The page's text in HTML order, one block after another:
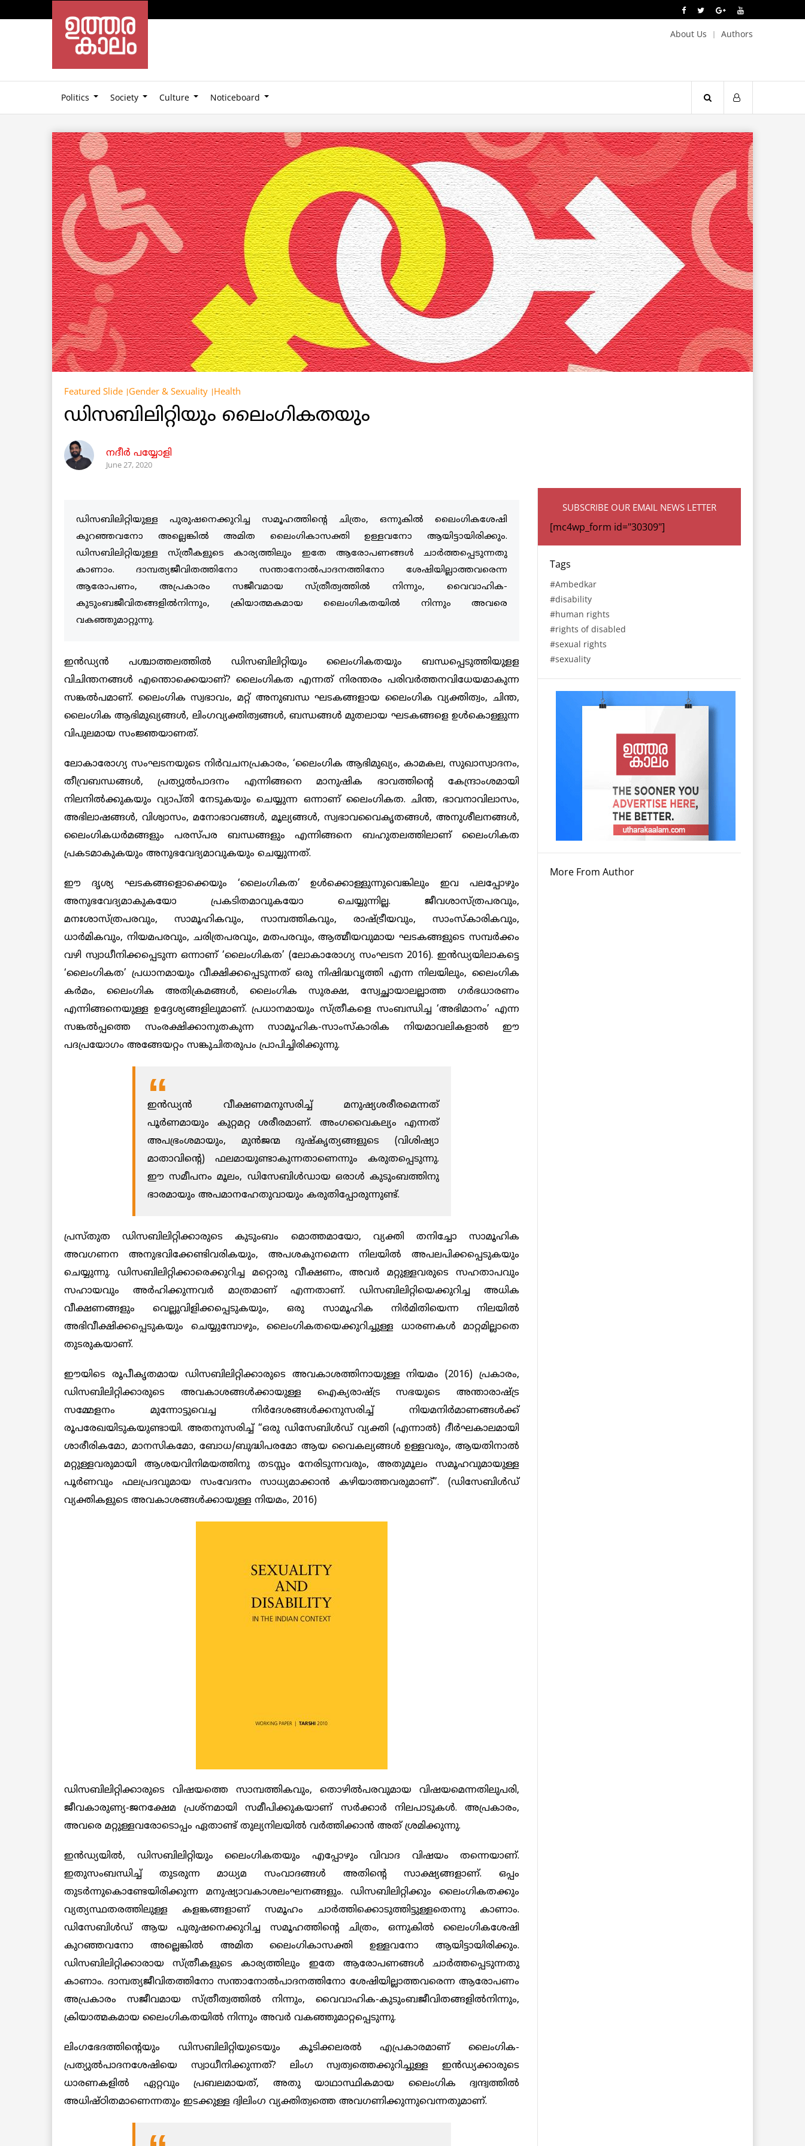
About Us Authors
Politics Society Culture Noticeboard
Featured Slide Gender & Sexuality Health
ഡിസബിലിറ്റിയും ലൈംഗികതയും
നദീർ പയ്യോളി
June 27, 2020
ഡിസബിലിറ്റിയുള്ള പുരുഷനെക്കുറിച്ച സമൂഹത്തിന്റെ ചിത്രം, ഒന്നുകിൽ ലൈംഗികശേഷി
കുറഞ്ഞവനോ അല്ലെങ്കിൽ അമിത ലൈംഗികാസക്തി ഉള്ളവനോ ആയിട്ടായിരിക്കും.
ഡിസബിലിറ്റിയുള്ള സ്ത്രീകളുടെ കാര്യത്തിലും ഇതേ ആരോപണങ്ങൾ ചാർത്തപ്പെടുന്നതു
കാണാം. ദാമ്പത്യജീവിതത്തിനോ സന്താനോൽപാദനത്തിനോ ശേഷിയില്ലാത്തവരെന്ന
ആരോപണം, അപ്രകാരം സജീവമായ സ്ത്രീത്വത്തിൽ നിന്നും, വൈവാഹിക-
കുടുംബജീവിതങ്ങളിൽനിന്നും, ക്രിയാത്മകമായ ലൈംഗികതയിൽ നിന്നും അവരെ
വകഞ്ഞുമാറ്റുന്നു.
ഇൻഡ്യൻ പശ്ചാത്തലത്തിൽ ഡിസബിലിറ്റിയും ലൈംഗികതയും ബന്ധപ്പെടുത്തിയുളള
വിചിന്തനങ്ങൾ എന്തൊക്കെയാണ്? ലൈംഗികത എന്നത് നിരന്തരം പരിവർത്തനവിധേയമാകുന്ന
സങ്കൽപമാണ്. ലൈംഗിക സ്വഭാവം, മറ്റ് അനുബന്ധ ഘടകങ്ങളായ ലൈംഗിക വ്യക്തിത്വം, ചിന്ത,
ലൈംഗിക ആഭിമുഖ്യങ്ങൾ, ലിംഗവ്യക്തിത്വങ്ങൾ, ബന്ധങ്ങൾ മുതലായ ഘടകങ്ങളെ ഉൾകൊള്ളുന്ന
വിപുലമായ സംജ്ഞയാണത്.
ലോകാരോഗ്യ സംഘടനയുടെ നിർവചനപ്രകാരം, ‘ലൈംഗിക ആഭിമുഖ്യം, കാമകല, സുഖാസ്വാദനം,
തീവ്രബന്ധങ്ങൾ, പ്രത്യുൽപാദനം എന്നിങ്ങനെ മാനുഷിക ഭാവത്തിന്റെ കേന്ദ്രാംശമായി
നിലനിൽക്കുകയും വ്യാപ്തി നേടുകയും ചെയ്യുന്ന ഒന്നാണ് ലൈംഗികത. ചിന്ത, ഭാവനാവിലാസം,
അഭിലാഷങ്ങൾ, വിശ്വാസം, മനോഭാവങ്ങൾ, മൂല്യങ്ങൾ, സ്വഭാവവൈകൃതങ്ങൾ, അനുശീലനങ്ങൾ,
ലൈംഗികധർമങ്ങളും പരസ്പര ബന്ധങ്ങളും എന്നിങ്ങനെ ബഹുതലത്തിലാണ് ലൈംഗികത
പ്രകടമാകുകയും അനുഭവേദ്യമാവുകയും ചെയ്യുന്നത്.
ഈ ദൃശ്യ ഘടകങ്ങളൊക്കെയും ‘ലൈംഗികത’ ഉൾക്കൊള്ളുന്നുവെങ്കിലും ഇവ പലപ്പോഴും
അനുഭവേദ്യമാകുകയോ പ്രകടിതമാവുകയോ ചെയ്യുന്നില്ല. ജീവശാസ്ത്രപരവും,
മനഃശാസ്ത്രപരവും, സാമൂഹികവും, സാമ്പത്തികവും, രാഷ്ട്രീയവും, സാംസ്കാരികവും,
ധാർമികവും, നിയമപരവും, ചരിത്രപരവും, മതപരവും, ആത്മീയവുമായ ഘടകങ്ങളുടെ സമ്പർക്കം
വഴി സ്വാധീനിക്കപ്പെടുന്ന ഒന്നാണ് ‘ലൈംഗികത’ (ലോകാരോഗ്യ സംഘടന 2016). ഇൻഡ്യയിലാകട്ടെ
‘ലൈംഗികത’ പ്രധാനമായും വീക്ഷിക്കപ്പെടുന്നത് ഒരു നിഷിദ്ധവൃത്തി എന്ന നിലയിലും, ലൈംഗിക
കർമം, ലൈംഗിക അതിക്രമങ്ങൾ, ലൈംഗിക സുരക്ഷ, സ്വേച്ഛായാലല്ലാത്ത ഗർഭധാരണം
എന്നിങ്ങനെയുള്ള ഉദ്ദേശ്യങ്ങളിലുമാണ്. പ്രധാനമായും സ്ത്രീകളെ സംബന്ധിച്ച ‘അഭിമാനം’ എന്ന
സങ്കൽപ്പത്തെ സംരക്ഷിക്കാനുതകുന്ന സാമൂഹിക-സാംസ്കാരിക നിയമാവലികളാൽ ഈ
പദപ്രയോഗം അങ്ങേയറ്റം സങ്കുചിതരുപം പ്രാപിച്ചിരിക്കുന്നു.
ഇൻഡ്യൻ വീക്ഷണമനുസരിച്ച് മനുഷ്യശരീരമെന്നത്
പൂർണമായും കുറ്റമറ്റ ശരീരമാണ്. അംഗവൈകല്യം എന്നത്
അപഭ്രംശമായും, മുൻജന്മ ദുഷ്കൃത്യങ്ങളുടെ (വിശിഷ്യാ
മാതാവിന്റെ) ഫലമായുണ്ടാകുന്നതാണെന്നും കരുതപ്പെടുന്നു.
ഈ സമീപനം മൂലം, ഡിസേബിൾഡായ ഒരാൾ കുടുംബത്തിനു
ഭാരമായും അപമാനഹേതുവായും കരുതിപ്പോരുന്നുണ്ട്.
പ്രസ്തുത ഡിസബിലിറ്റിക്കാരുടെ കുടുംബം മൊത്തമായോ, വ്യക്തി തനിച്ചോ സാമൂഹിക
അവഗണന അനുഭവിക്കേണ്ടിവരികയും, അപശകുനമെന്ന നിലയിൽ അപലപിക്കപ്പെടുകയും
ചെയ്യുന്നു. ഡിസബിലിറ്റിക്കാരെക്കുറിച്ച മറ്റൊരു വീക്ഷണം, അവർ മറ്റുള്ളവരുടെ സഹതാപവും
സഹായവും അർഹിക്കുന്നവർ മാത്രമാണ് എന്നതാണ്. ഡിസബിലിറ്റിയെക്കുറിച്ച അധിക
വീക്ഷണങ്ങളും വെല്ലുവിളിക്കപ്പെടുകയും, ഒരു സാമൂഹിക നിർമിതിയെന്ന നിലയിൽ
അഭിവീക്ഷിക്കപ്പെടുകയും ചെയ്യുമ്പോഴും, ലൈംഗികതയെക്കുറിച്ചുള്ള ധാരണകൾ മാറ്റമില്ലാതെ
തുടരുകയാണ്.
ഈയിടെ രൂപീകൃതമായ ഡിസബിലിറ്റിക്കാരുടെ അവകാശത്തിനായുള്ള നിയമം (2016) പ്രകാരം,
ഡിസബിലിറ്റിക്കാരുടെ അവകാശങ്ങൾക്കായുള്ള ഐക്യരാഷ്ട്ര സഭയുടെ അന്താരാഷ്ട്ര
സമ്മേളനം മുന്നോട്ടുവെച്ച നിർദേശങ്ങൾക്കനുസരിച്ച് നിയമനിർമാണങ്ങൾക്ക്
രൂപരേഖയിടുകയുണ്ടായി. അതനുസരിച്ച് “ഒരു ഡിസേബിൾഡ് വ്യക്തി (എന്നാൽ) ദീർഘകാലമായി
ശാരീരികമോ, മാനസികമോ, ബോധ/ബുദ്ധിപരമോ ആയ വൈകല്യങ്ങൾ ഉള്ളവരും, ആയതിനാൽ
മറ്റുള്ളവരുമായി ആശയവിനിമയത്തിനു തടസ്സം നേരിടുന്നവരും, അതുമൂലം സമൂഹവുമായുള്ള
പൂർണവും ഫലപ്രദവുമായ സംവേദനം സാധ്യമാക്കാൻ കഴിയാത്തവരുമാണ്”. (ഡിസേബിൾഡ്
വ്യക്തികളുടെ അവകാശങ്ങൾക്കായുള്ള നിയമം, 2016)
ഡിസബിലിറ്റിക്കാരുടെ വിഷയത്തെ സാമ്പത്തികവും, തൊഴിൽപരവുമായ വിഷയമെന്നതിലുപരി,
ജീവകാരുണ്യ-ജനക്ഷേമ പ്രശ്നമായി സമീപിക്കുകയാണ് സർക്കാർ നിലപാടുകൾ. അപ്രകാരം,
അവരെ മറ്റുള്ളവരോടൊപ്പം ഏതാണ്ട് തുല്യനിലയിൽ വർത്തിക്കാൻ അത് ശ്രമിക്കുന്നു.
ഇൻഡ്യയിൽ, ഡിസബിലിറ്റിയും ലൈംഗികതയും എപ്പോഴും വിവാദ വിഷയം തന്നെയാണ്.
ഇതുസംബന്ധിച്ച് തുടരുന്ന മാധ്യമ സംവാദങ്ങൾ അതിന്റെ സാക്ഷ്യങ്ങളാണ്. ഒപ്പം
തുടർന്നുകൊണ്ടേയിരിക്കുന്ന മനുഷ്യാവകാശലംഘനങ്ങളും. ഡിസബിലിറ്റിക്കും ലൈംഗികതക്കും
വ്യത്യസ്ഥതരത്തിലുള്ള കളങ്കങ്ങളാണ് സമൂഹം ചാർത്തിക്കൊടുത്തിട്ടുള്ളതെന്നു കാണാം.
ഡിസേബിൾഡ് ആയ പുരുഷനെക്കുറിച്ച സമൂഹത്തിന്റെ ചിത്രം, ഒന്നുകിൽ ലൈംഗികശേഷി
കുറഞ്ഞവനോ അല്ലെങ്കിൽ അമിത ലൈംഗികാസക്തി ഉള്ളവനോ ആയിട്ടായിരിക്കും.
ഡിസബിലിറ്റിക്കാരായ സ്ത്രീകളുടെ കാര്യത്തിലും ഇതേ ആരോപണങ്ങൾ ചാർത്തപ്പെടുന്നതു
കാണാം. ദാമ്പത്യജീവിതത്തിനോ സന്താനോൽപാദനത്തിനോ ശേഷിയില്ലാത്തവരെന്ന ആരോപണം
അപ്രകാരം സജീവമായ സ്ത്രീത്വത്തിൽ നിന്നും, വൈവാഹിക-കുടുംബജീവിതങ്ങളിൽനിന്നും,
ക്രിയാത്മകമായ ലൈംഗികതയിൽ നിന്നും അവർ വകഞ്ഞുമാറ്റപ്പെടുന്നു.
ലിംഗഭേദത്തിന്റെയും ഡിസബിലിറ്റിയുടെയും കൂടിക്കലരൽ എപ്രകാരമാണ് ലൈംഗിക-
പ്രത്യുൽപാദനശേഷിയെ സ്വാധീനിക്കുന്നത്? ലിംഗ സ്വത്വത്തെക്കുറിച്ചുള്ള ഇൻഡ്യക്കാരുടെ
ധാരണകളിൽ ഏറ്റവും പ്രബലമായത്, അതു യാഥാസ്ഥികമായ ലൈംഗിക ദ്വന്ദ്വത്തിൽ
അധിഷ്ഠിതമാണെന്നതും ഇടക്കുള്ള ദ്വിലിംഗ വ്യക്തിത്വത്തെ അവഗണിക്കുന്നുവെന്നതുമാണ്.
SUBSCRIBE OUR EMAIL NEWS LETTER
[mc4wp_form id="30309"]
Tags
Ambedkar
disability
human rights
rights of disabled
sexual rights
sexuality
More From Author